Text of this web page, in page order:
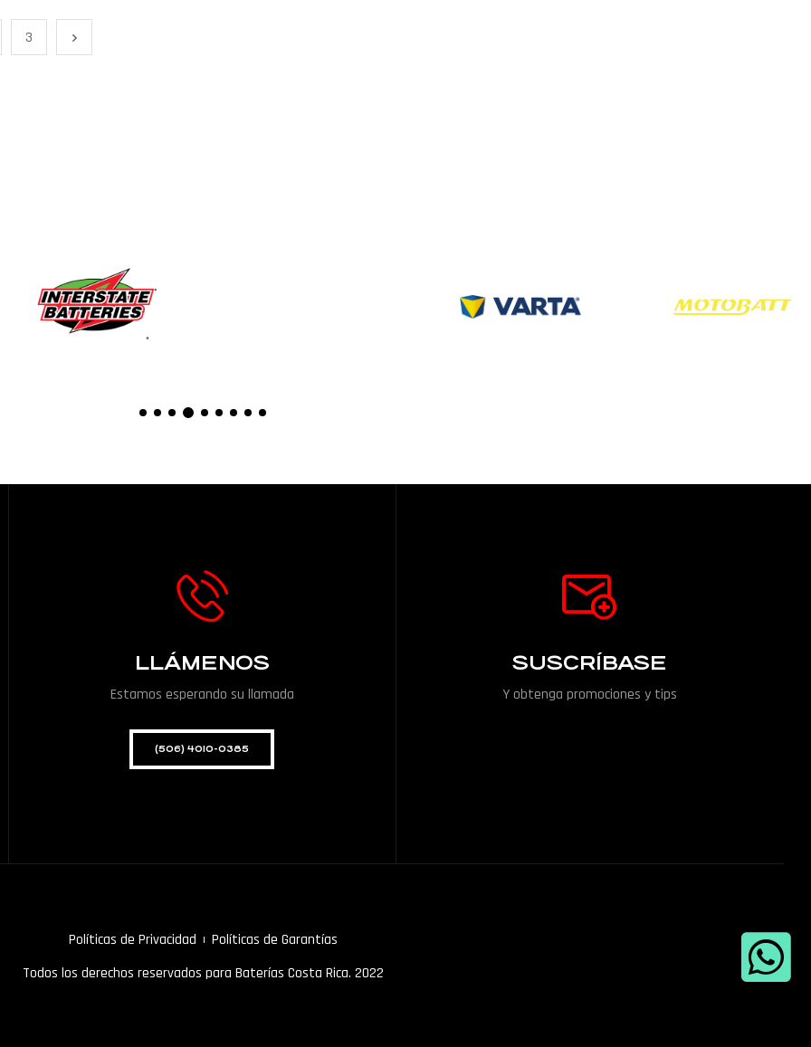
3
LLÁMENOS
Estamos esperando su llamada
(506) 4010-0385
SUSCRÍBASE
Y obtenga promociones y tips
Políticas de Privacidad
Políticas de Garantías
Todos los derechos reservados para Baterías Costa Rica. 2022